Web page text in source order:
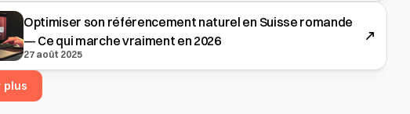
Optimiser son référencement naturel en Suisse romande
— Ce qui marche vraiment en 2026
27 août 2025
plus